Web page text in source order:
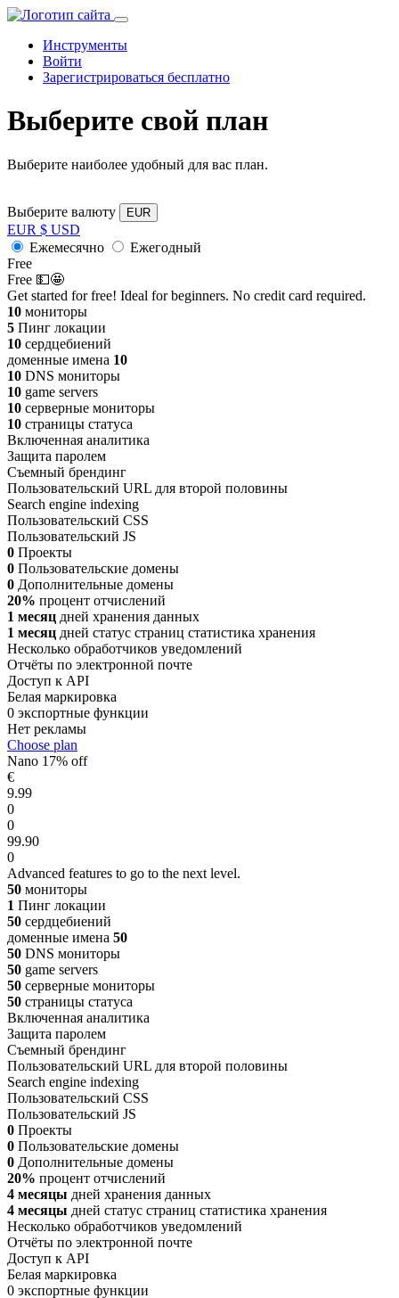
Инструменты
Войти
Зарегистрироваться бесплатно
Выберите свой план
Выберите наиболее удобный для вас план.
Выберите валюту EUR
EUR $ USD
Ежемесячно
Ежегодный
Free
Free 💵🤩
Get started for free! Ideal for beginners. No credit card required.
10 мониторы
5 Пинг локации
10 сердцебиений
доменные имена 10
10 DNS мониторы
10 game servers
10 серверные мониторы
10 страницы статуса
Включенная аналитика
Защита паролем
Съемный брендинг
Пользовательский URL для второй половины
Search engine indexing
Пользовательский CSS
Пользовательский JS
0 Проекты
0 Пользовательские домены
0 Дополнительные домены
20% процент отчислений
1 месяц дней хранения данных
1 месяц дней статус страниц статистика хранения
Несколько обработчиков уведомлений
Отчёты по электронной почте
Доступ к API
Белая маркировка
0 экспортные функции
Нет рекламы
Choose plan
Nano 17% off
€
9.99
0
0
99.90
0
Advanced features to go to the next level.
50 мониторы
1 Пинг локации
50 сердцебиений
доменные имена 50
50 DNS мониторы
50 game servers
50 серверные мониторы
50 страницы статуса
Включенная аналитика
Защита паролем
Съемный брендинг
Пользовательский URL для второй половины
Search engine indexing
Пользовательский CSS
Пользовательский JS
0 Проекты
0 Пользовательские домены
0 Дополнительные домены
20% процент отчислений
4 месяцы дней хранения данных
4 месяцы дней статус страниц статистика хранения
Несколько обработчиков уведомлений
Отчёты по электронной почте
Доступ к API
Белая маркировка
0 экспортные функции